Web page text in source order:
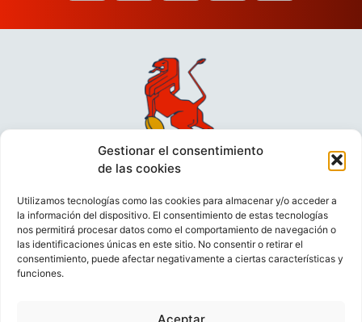
Gestionar el consentimiento
de las cookies
Utilizamos tecnologías como las cookies para almacenar y/o acceder a
la información del dispositivo. El consentimiento de estas tecnologías
nos permitirá procesar datos como el comportamiento de navegación o
las identificaciones únicas en este sitio. No consentir o retirar el
consentimiento, puede afectar negativamente a ciertas características y
funciones.
Aceptar
VIDEOCONFERENCIAS POLÍTICA DE PRIVACIDAD